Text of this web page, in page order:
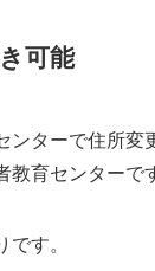
可能
ターで住所
育センターで
す。